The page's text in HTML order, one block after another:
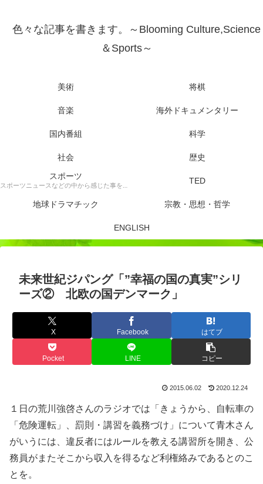
色々な記事を書きます。～Blooming Culture,Science
＆Sports～
美術 将棋
音楽 海外ドキュメンタリー
国内番組 科学
社会
歴史
スポーツ
スポーツニュースなどの中から感じた事を書きます。 TED
地球ドラマチック 宗教・思想・哲学
ENGLISH
未来世紀ジパング「”幸福の国の真実”シリ
ーズ② 北欧の国デンマーク」
X Facebook はてブ
Pocket LINE コピー
2015.06.02 2020.12.24
１日の荒川強啓さんのラジオでは「きょうから、自転車の
「危険運転」、罰則・講習を義務づけ」について青木さん
がいうには、違反者にはルールを教える講習所を開き、公
務員がまたそこから収入を得るなど利権絡みであるとのこ
とを。